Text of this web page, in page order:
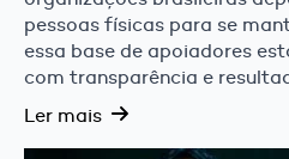
pessoas físicas para se
essa base de apoiadores
com transparência e
Ler mais